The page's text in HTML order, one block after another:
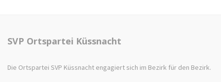
SVP Ortspartei Küssnacht
Die Ortspartei SVP Küssnacht engagiert sich im Bezirk für den Bezirk.